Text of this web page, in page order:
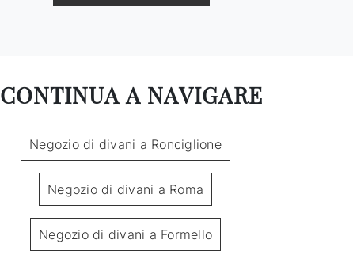
CONTINUA A NAVIGARE
Negozio di divani a Ronciglione
Negozio di divani a Roma
Negozio di divani a Formello